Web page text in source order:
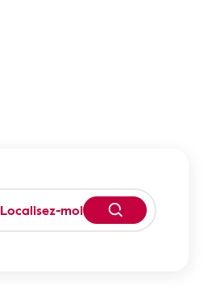
Localisez-moi